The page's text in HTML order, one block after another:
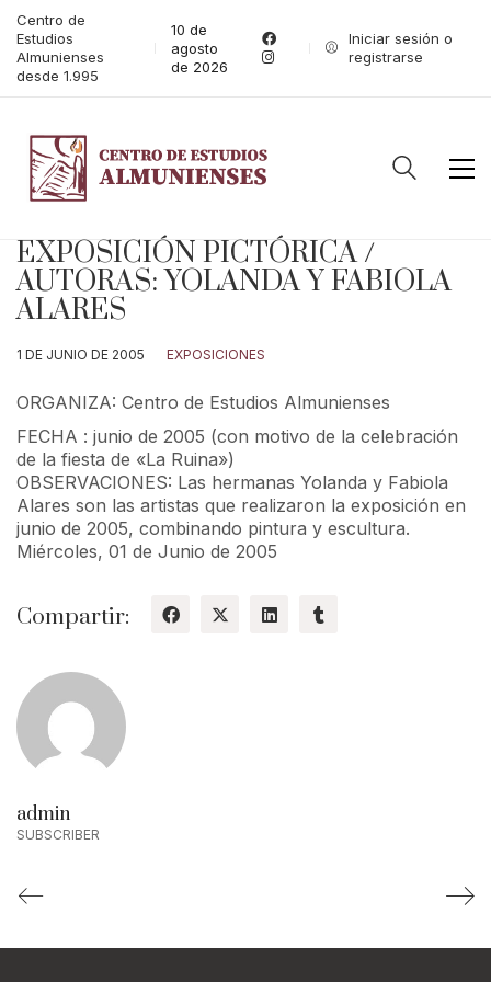
Centro de
Estudios
Almunienses
desde 1.995
10 de
agosto
de 2026
Iniciar sesión o
registrarse
EXPOSICIÓN PICTÓRICA /
AUTORAS: YOLANDA Y FABIOLA
ALARES
1 DE JUNIO DE 2005 EXPOSICIONES
ORGANIZA: Centro de Estudios Almunienses
FECHA : junio de 2005 (con motivo de la celebración
de la fiesta de «La Ruina»)
OBSERVACIONES: Las hermanas Yolanda y Fabiola
Alares son las artistas que realizaron la exposición en
junio de 2005, combinando pintura y escultura.
Miércoles, 01 de Junio de 2005
Compartir:
admin
SUBSCRIBER